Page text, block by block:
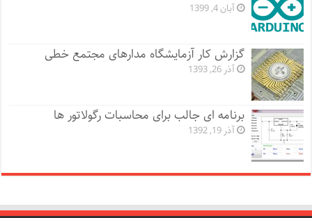
آبان 4, 1399
گزارش کار آزمایشگاه مدارهای مجتمع خطی
آذر 26, 1393
برنامه ای جالب برای محاسبات رگولاتور ها
آذر 19, 1392